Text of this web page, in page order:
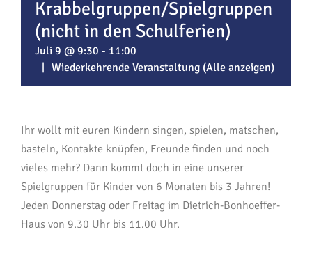
Krabbelgruppen/Spielgruppen
(nicht in den Schulferien)
Juli 9 @ 9:30 - 11:00
Wiederkehrende Veranstaltung (Alle anzeigen)
Ihr wollt mit euren Kindern singen, spielen, matschen,
basteln, Kontakte knüpfen, Freunde finden und noch
vieles mehr? Dann kommt doch in eine unserer
Spielgruppen für Kinder von 6 Monaten bis 3 Jahren!
Jeden Donnerstag oder Freitag im Dietrich-Bonhoeffer-
Haus von 9.30 Uhr bis 11.00 Uhr.